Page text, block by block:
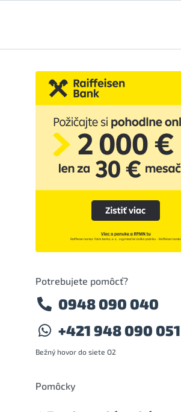
Potrebujete pomôcť?
0948 090 040
+421 948 090 051
Bežný hovor do siete O2
Pomôcky